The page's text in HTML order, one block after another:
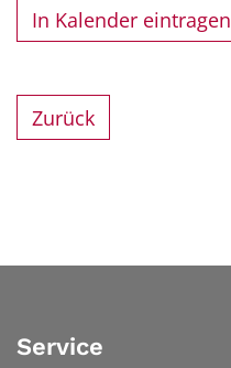
In Kalender eintragen
Zurück
Service